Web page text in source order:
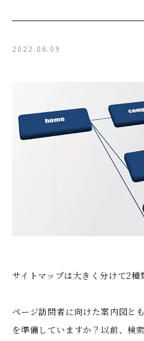
2022.06.09
サイトマップは大きく分けて2種
ページ訪問者に向けた案内図と
を準備していますか？以前、検